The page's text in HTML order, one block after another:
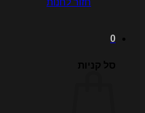
חזור לחנות
0
סל קניות